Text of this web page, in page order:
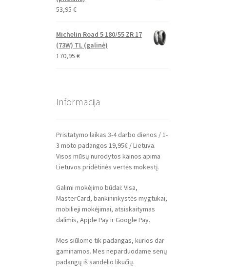
53,95 €
Michelin Road 5 180/55 ZR 17
(73W) TL (galinė)
170,95 €
Informacija
Pristatymo laikas 3-4 darbo dienos / 1-
3 moto padangos 19,95€ / Lietuva.
Visos mūsų nurodytos kainos apima
Lietuvos pridėtinės vertės mokestį.
Galimi mokėjimo būdai: Visa,
MasterCard, bankininkystės mygtukai,
mobilieji mokėjimai, atsiskaitymas
dalimis, Apple Pay ir Google Pay.
Mes siūlome tik padangas, kurios dar
gaminamos. Mes neparduodame senų
padangų iš sandėlio likučių.